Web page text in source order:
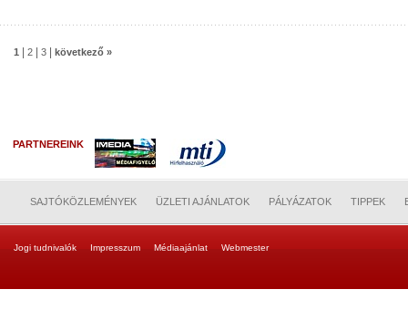
1 2 3 következő »
PARTNEREINK
SAJTÓKÖZLEMÉNYEK ÜZLETI AJÁNLATOK PÁLYÁZATOK TIPPEK
Jogi tudnivalók Impresszum Médiaajánlat Webmester